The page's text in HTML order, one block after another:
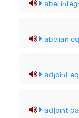
abel
abelian
adjoint
adjoint